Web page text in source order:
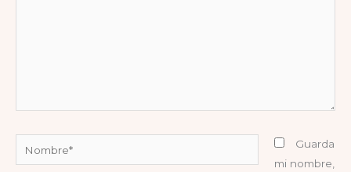
Nombre*
Guarda
mi nombre,